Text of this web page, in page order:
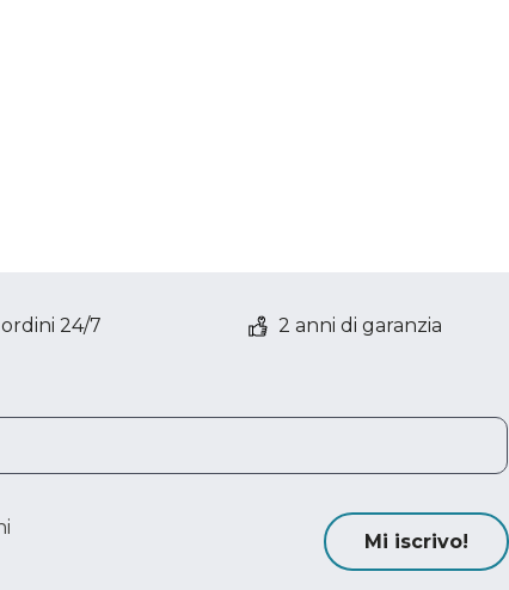
24/7 2 anni di garanzia
Mi iscrivo!